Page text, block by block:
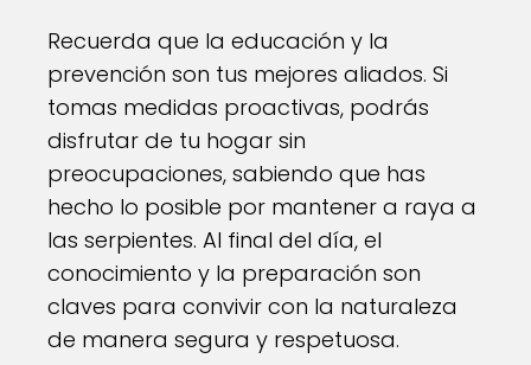
Recuerda que la educación y la
prevención son tus mejores aliados. Si
tomas medidas proactivas, podrás
disfrutar de tu hogar sin
preocupaciones, sabiendo que has
hecho lo posible por mantener a raya a
las serpientes. Al final del día, el
conocimiento y la preparación son
claves para convivir con la naturaleza
de manera segura y respetuosa.